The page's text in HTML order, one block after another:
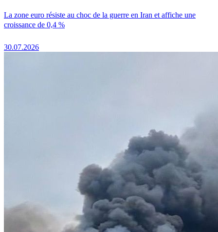
La zone euro résiste au choc de la guerre en Iran et affiche une
croissance de 0,4 %
30.07.2026